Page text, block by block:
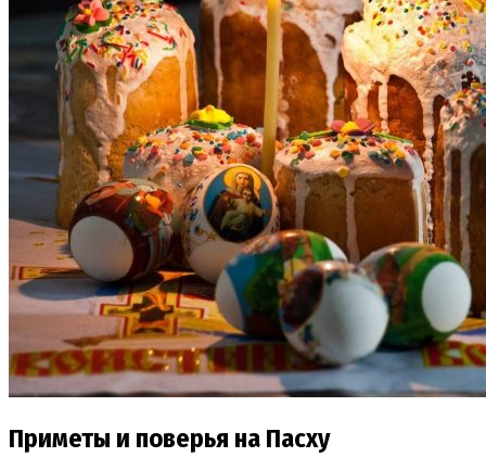
Приметы и поверья на Пасху